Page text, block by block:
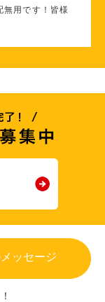
無用です！皆様
ッセージ